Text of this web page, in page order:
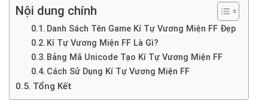
Nội dung chính
Danh Sách Tên Game Kí Tự Vương Miện FF Đẹp
Kí Tự Vương Miện FF Là Gì?
Bảng Mã Unicode Tạo Kí Tự Vương Miện FF
Cách Sử Dụng Kí Tự Vương Miện FF
Tổng Kết